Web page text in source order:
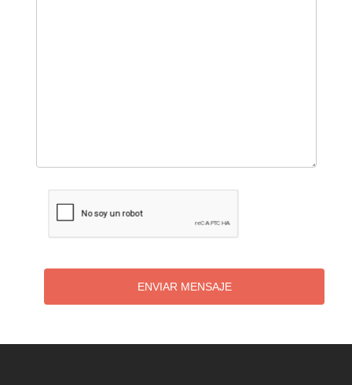
ENVIAR MENSAJE